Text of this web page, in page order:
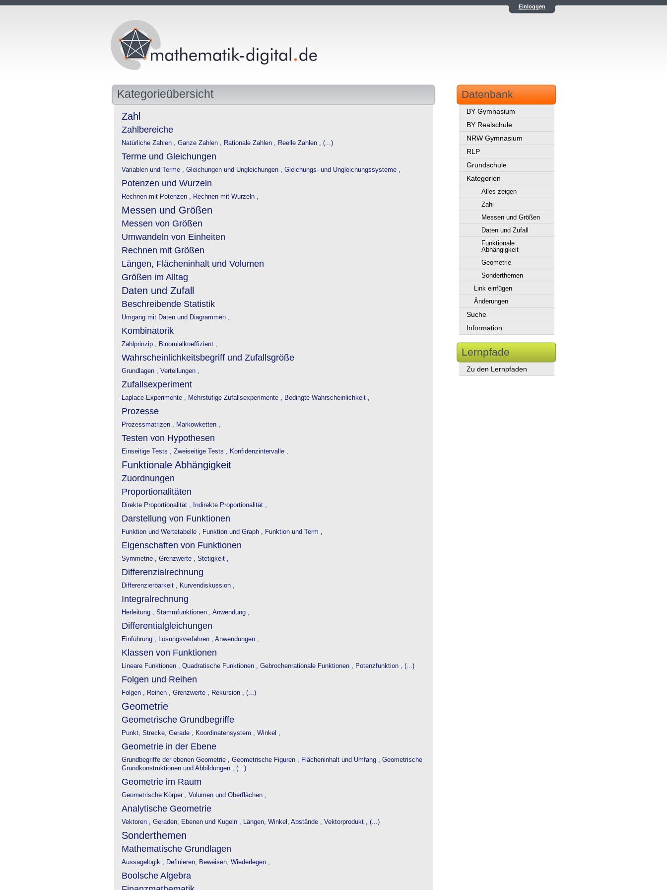
Einloggen
Kategorieübersicht
Zahl
Zahlbereiche
Natürliche Zahlen , Ganze Zahlen , Rationale Zahlen , Reelle Zahlen , (...)
Terme und Gleichungen
Variablen und Terme , Gleichungen und Ungleichungen , Gleichungs- und Ungleichungssysteme ,
Potenzen und Wurzeln
Rechnen mit Potenzen , Rechnen mit Wurzeln ,
Messen und Größen
Messen von Größen
Umwandeln von Einheiten
Rechnen mit Größen
Längen, Flächeninhalt und Volumen
Größen im Alltag
Daten und Zufall
Beschreibende Statistik
Umgang mit Daten und Diagrammen ,
Kombinatorik
Zählprinzip , Binomialkoeffizient ,
Wahrscheinlichkeitsbegriff und Zufallsgröße
Grundlagen , Verteilungen ,
Zufallsexperiment
Laplace-Experimente , Mehrstufige Zufallsexperimente , Bedingte Wahrscheinlichkeit ,
Prozesse
Prozessmatrizen , Markowketten ,
Testen von Hypothesen
Einseitige Tests , Zweiseitige Tests , Konfidenzintervalle ,
Funktionale Abhängigkeit
Zuordnungen
Proportionalitäten
Direkte Proportionalität , Indirekte Proportionalität ,
Darstellung von Funktionen
Funktion und Wertetabelle , Funktion und Graph , Funktion und Term ,
Eigenschaften von Funktionen
Symmetrie , Grenzwerte , Stetigkeit ,
Differenzialrechnung
Differenzierbarkeit , Kurvendiskussion ,
Integralrechnung
Herleitung , Stammfunktionen , Anwendung ,
Differentialgleichungen
Einführung , Lösungsverfahren , Anwendungen ,
Klassen von Funktionen
Lineare Funktionen , Quadratische Funktionen , Gebrochenrationale Funktionen , Potenzfunktion , (...)
Folgen und Reihen
Folgen , Reihen , Grenzwerte , Rekursion , (...)
Geometrie
Geometrische Grundbegriffe
Punkt, Strecke, Gerade , Koordinatensystem , Winkel ,
Geometrie in der Ebene
Grundbegriffe der ebenen Geometrie , Geometrische Figuren , Flächeninhalt und Umfang , Geometrische
Grundkonstruktionen und Abbildungen , (...)
Geometrie im Raum
Geometrische Körper , Volumen und Oberflächen ,
Analytische Geometrie
Vektoren , Geraden, Ebenen und Kugeln , Längen, Winkel, Abstände , Vektorprodukt , (...)
Sonderthemen
Mathematische Grundlagen
Aussagelogik , Definieren, Beweisen, Wiederlegen ,
Boolsche Algebra
Datenbank
BY Gymnasium
BY Realschule
NRW Gymnasium
RLP
Grundschule
Kategorien
Alles zeigen
Zahl
Messen und Größen
Daten und Zufall
Funktionale
Abhängigkeit
Geometrie
Sonderthemen
Link einfügen
Änderungen
Suche
Information
Lernpfade
Zu den Lernpfaden